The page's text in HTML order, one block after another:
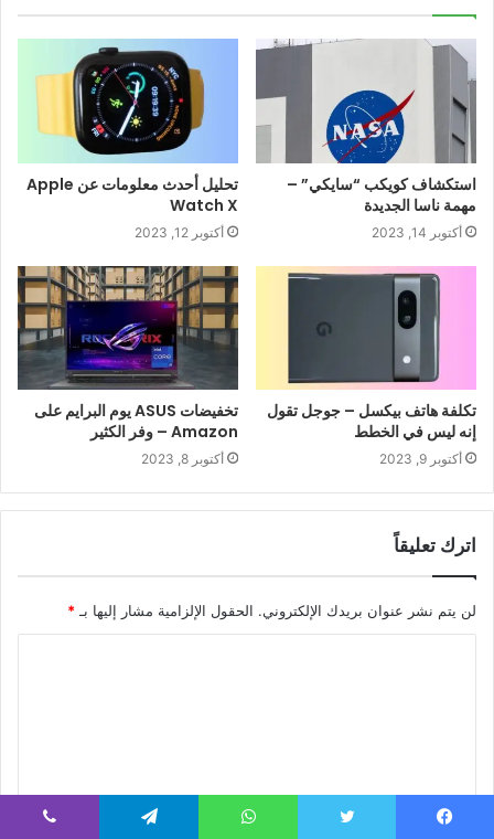
استكشاف كويكب “سايكي” –
مهمة ناسا الجديدة
أكتوبر 14, 2023
تحليل أحدث معلومات عن Apple
Watch X
أكتوبر 12, 2023
تكلفة هاتف بيكسل – جوجل تقول
إنه ليس في الخطط
أكتوبر 9, 2023
تخفيضات ASUS يوم البرايم على
Amazon – وفر الكثير
أكتوبر 8, 2023
اترك تعليقاً
لن يتم نشر عنوان بريدك الإلكتروني. الحقول الإلزامية مشار إليها بـ*